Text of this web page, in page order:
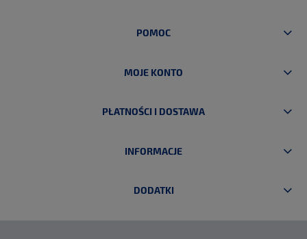
POMOC
MOJE KONTO
PŁATNOŚCI I DOSTAWA
INFORMACJE
DODATKI